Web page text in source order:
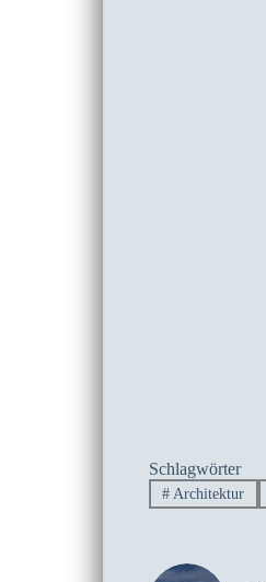
Schlagwörter
# Architektur